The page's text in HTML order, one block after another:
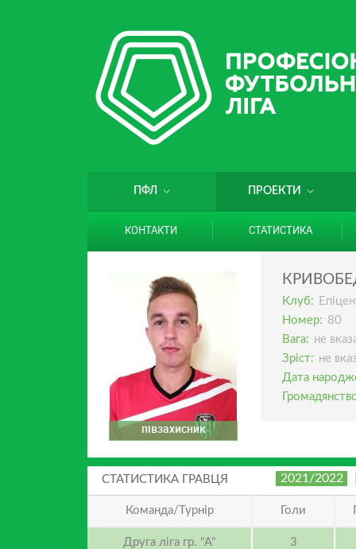
ПФЛ ПРОЕКТИ
КОНТАКТИ СТАТИСТИКА
півзахисник
Клуб:
Номер: 80
Вага: не
Зріст: не
Дата
СТАТИСТИКА ГРАВЦЯ 2021/2022
Команда/Турнір Голи
Друга ліга гр. "А" 3